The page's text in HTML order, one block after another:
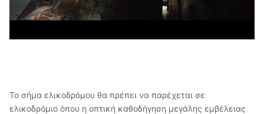
Το σήμα ελικοδρόμου θα πρέπει να παρέχεται σε
ελικοδρόμιο όπου η οπτική καθοδήγηση μεγάλης εμβέλειας